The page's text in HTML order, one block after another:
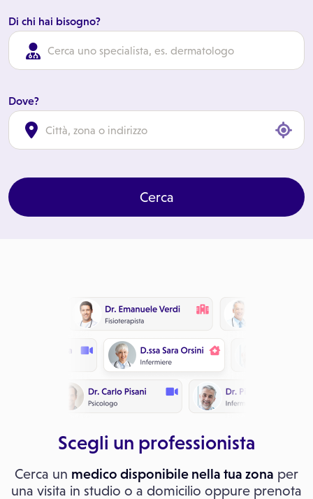
Di chi hai bisogno?
Dove?
Cerca
Scegli un professionista
Cerca un medico disponibile nella tua zona per
una visita in studio o a domicilio oppure prenota